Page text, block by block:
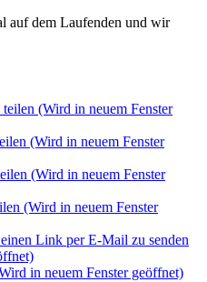
auf dem Laufenden und wir
(Wird in neuem Fenster
(Wird in neuem Fenster
(Wird in neuem Fenster
(Wird in neuem Fenster
Link per E-Mail zu senden
in neuem Fenster geöffnet)